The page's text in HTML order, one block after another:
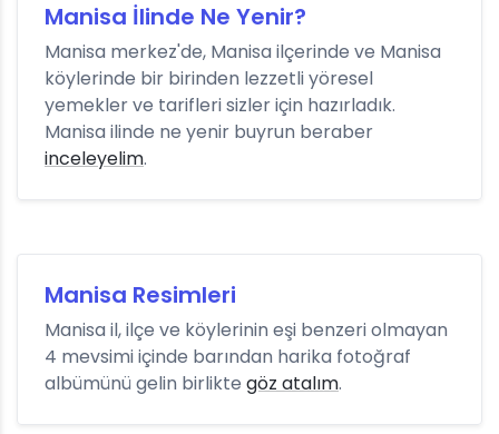
Manisa İlinde Ne Yenir?
Manisa merkez'de, Manisa ilçerinde ve Manisa
köylerinde bir birinden lezzetli yöresel
yemekler ve tarifleri sizler için hazırladık.
Manisa ilinde ne yenir buyrun beraber
inceleyelim.
Manisa Resimleri
Manisa il, ilçe ve köylerinin eşi benzeri olmayan
4 mevsimi içinde barından harika fotoğraf
albümünü gelin birlikte göz atalım.